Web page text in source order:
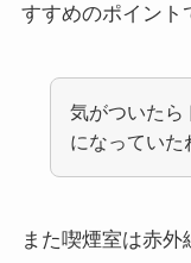
すすめのポイント
気がついたら
になっていた
また喫煙室は赤